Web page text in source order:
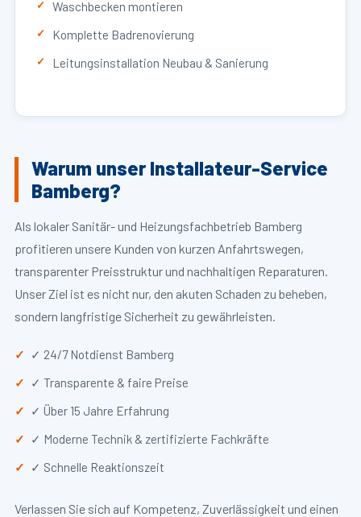
Waschbecken montieren
Komplette Badrenovierung
Leitungsinstallation Neubau & Sanierung
Warum unser Installateur-Service
Bamberg?
Als lokaler Sanitär- und Heizungsfachbetrieb Bamberg
profitieren unsere Kunden von kurzen Anfahrtswegen,
transparenter Preisstruktur und nachhaltigen Reparaturen.
Unser Ziel ist es nicht nur, den akuten Schaden zu beheben,
sondern langfristige Sicherheit zu gewährleisten.
✓ 24/7 Notdienst Bamberg
✓ Transparente & faire Preise
✓ Über 15 Jahre Erfahrung
✓ Moderne Technik & zertifizierte Fachkräfte
✓ Schnelle Reaktionszeit
Verlassen Sie sich auf Kompetenz, Zuverlässigkeit und einen